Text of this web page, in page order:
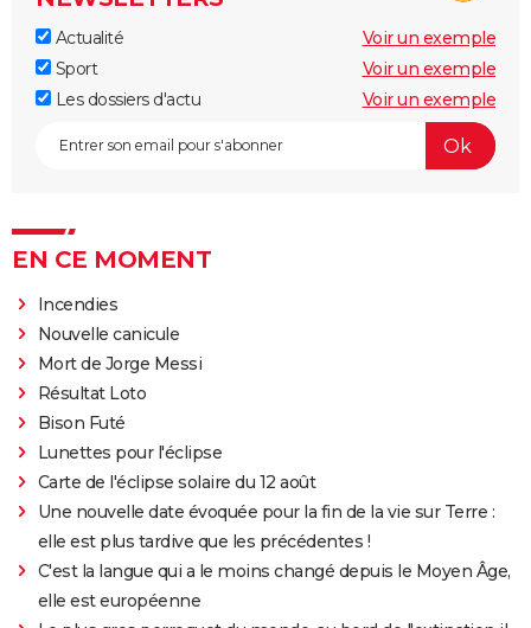
Actualité
Voir un exemple
Sport
Voir un exemple
Les dossiers d'actu
Voir un exemple
EN CE MOMENT
Incendies
Nouvelle canicule
Mort de Jorge Messi
Résultat Loto
Bison Futé
Lunettes pour l'éclipse
Carte de l'éclipse solaire du 12 août
Une nouvelle date évoquée pour la fin de la vie sur Terre :
elle est plus tardive que les précédentes !
C'est la langue qui a le moins changé depuis le Moyen Âge,
elle est européenne